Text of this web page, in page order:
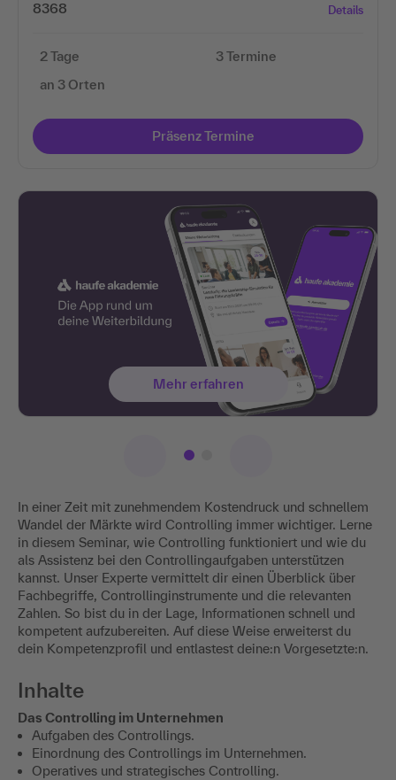
In einer Zeit mit zunehmendem Kostendruck und schnellem
Wandel der Märkte wird Controlling immer wichtiger. Lerne
in diesem Seminar, wie Controlling funktioniert und wie du
als Assistenz bei den Controllingaufgaben unterstützen
kannst. Unser Experte vermittelt dir einen Überblick über
Fachbegriffe, Controllinginstrumente und die relevanten
Zahlen. So bist du in der Lage, Informationen schnell und
kompetent aufzubereiten. Auf diese Weise erweiterst du
dein Kompetenzprofil und entlastest deine:n Vorgesetzte:n.
Inhalte
Das Controlling im Unternehmen
Aufgaben des Controllings.
Einordnung des Controllings im Unternehmen.
Operatives und strategisches Controlling.
8368
Details
2 Tage
an 3 Orten
3 Termine
Präsenz Termine
Mehr erfahren